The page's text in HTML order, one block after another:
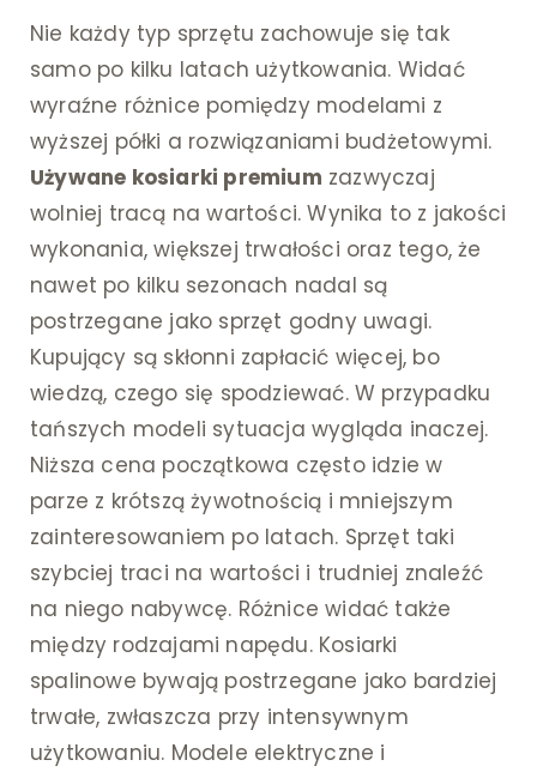
Nie każdy typ sprzętu zachowuje się tak
samo po kilku latach użytkowania. Widać
wyraźne różnice pomiędzy modelami z
wyższej półki a rozwiązaniami budżetowymi.
Używane kosiarki premium zazwyczaj
wolniej tracą na wartości. Wynika to z jakości
wykonania, większej trwałości oraz tego, że
nawet po kilku sezonach nadal są
postrzegane jako sprzęt godny uwagi.
Kupujący są skłonni zapłacić więcej, bo
wiedzą, czego się spodziewać. W przypadku
tańszych modeli sytuacja wygląda inaczej.
Niższa cena początkowa często idzie w
parze z krótszą żywotnością i mniejszym
zainteresowaniem po latach. Sprzęt taki
szybciej traci na wartości i trudniej znaleźć
na niego nabywcę. Różnice widać także
między rodzajami napędu. Kosiarki
spalinowe bywają postrzegane jako bardziej
trwałe, zwłaszcza przy intensywnym
użytkowaniu. Modele elektryczne i